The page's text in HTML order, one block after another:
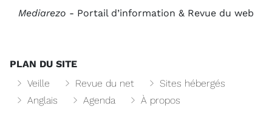
Mediarezo - Portail d’information & Revue du web
PLAN DU SITE
Veille
Revue du net
Sites hébergés
Anglais
Agenda À propos